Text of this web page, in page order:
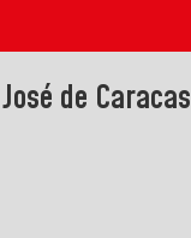
de Caracas